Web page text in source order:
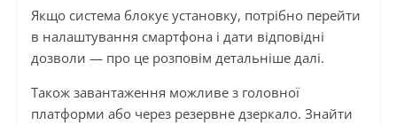
Якщо система блокує установку, потрібно перейти
в налаштування смартфона і дати відповідні
дозволи — про це розповім детальніше далі.
Також завантаження можливе з головної
платформи або через резервне дзеркало. Знайти